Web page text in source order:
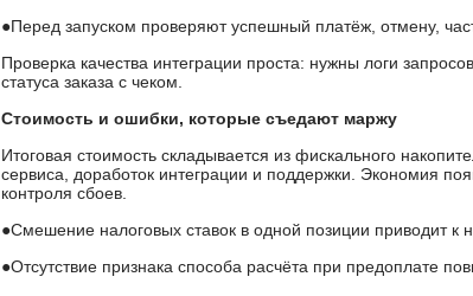
●Перед запуском проверяют успешный платёж, отмену,
Проверка качества интеграции проста: нужны логи
статуса заказа с чеком.
Стоимость и ошибки, которые съедают маржу
Итоговая стоимость складывается из фискального
сервиса, доработок интеграции и поддержки. Экономия
контроля сбоев.
●Смешение налоговых ставок в одной позиции приводит к
●Отсутствие признака способа расчёта при предоплате